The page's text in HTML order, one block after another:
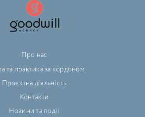
Про нас
та практика за кордоном
Проєктна діяльність
Контакти
Новини та події